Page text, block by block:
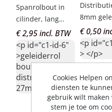
Spanrolbout in
cilinder, lang
27mm
€ 2,95 incl. BTW
<p id="c1-id-6"
>geleiderrol
bout
distributieketting
27mm </p>
8mm
bout
€ 0,50
<p
> </p>
Cookies Helpen
diensten te
gebruik wilt maken
stem je toe om